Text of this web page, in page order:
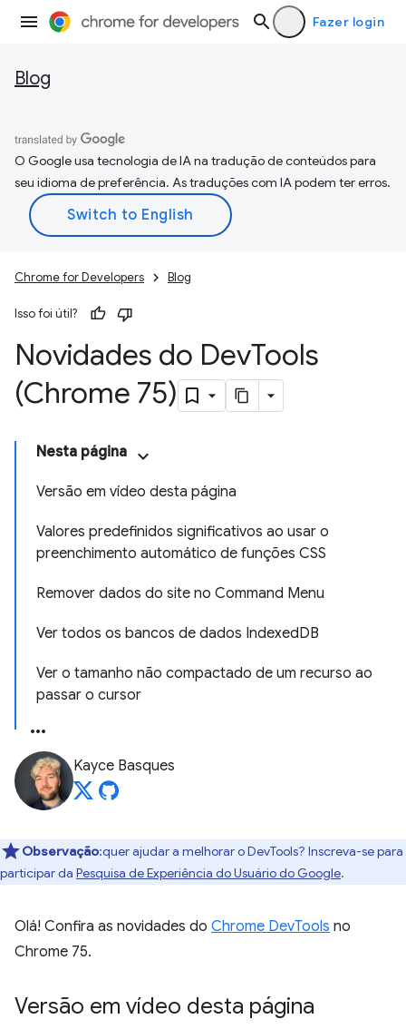
Fazer login
Blog
O Google usa tecnologia de IA na tradução de conteúdos para
seu idioma de preferência. As traduções com IA podem ter erros.
Chrome for Developers Blog
Isso foi útil?
Novidades do DevTools
(Chrome 75)
Nesta página
Versão em vídeo desta página
Valores predefinidos significativos ao usar o
preenchimento automático de funções CSS
Remover dados do site no Command Menu
Ver todos os bancos de dados IndexedDB
Ver o tamanho não compactado de um recurso ao
passar o cursor
Kayce Basques
Observação:quer ajudar a melhorar o DevTools? Inscreva-se para
participar da Pesquisa de Experiência do Usuário do Google.
Olá! Confira as novidades do Chrome DevTools no
Chrome 75.
Versão em vídeo desta página